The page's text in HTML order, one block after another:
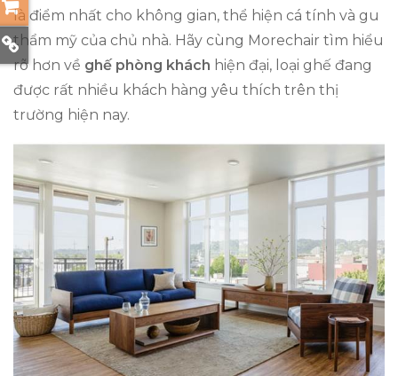
là điểm nhất cho không gian, thể hiện cá tính và gu
thẩm mỹ của chủ nhà. Hãy cùng Morechair tìm hiểu
rõ hơn về ghế phòng khách hiện đại, loại ghế đang
được rất nhiều khách hàng yêu thích trên thị
trường hiện nay.